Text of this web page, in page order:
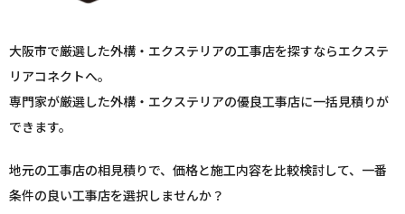
大阪市で厳選した外構・エクステリアの工事店を探すならエクステ
リアコネクトへ。
専門家が厳選した外構・エクステリアの優良工事店に一括見積りが
できます。
地元の工事店の相見積りで、価格と施工内容を比較検討して、一番
条件の良い工事店を選択しませんか？